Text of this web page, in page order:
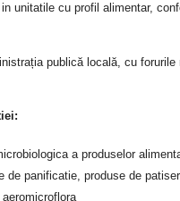
unitatile cu profil alimentar,
publică locală, cu
a produselor
de panificatie, produse de